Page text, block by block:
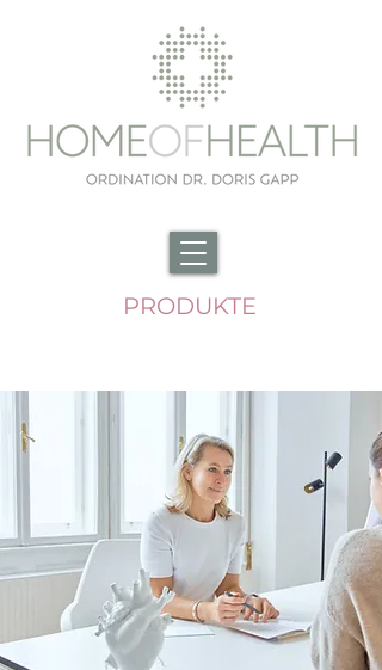
PRODUKTE